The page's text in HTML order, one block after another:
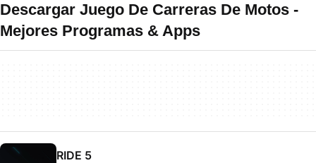
Descargar Juego De Carreras De Motos -
Mejores Programas & Apps
RIDE 5